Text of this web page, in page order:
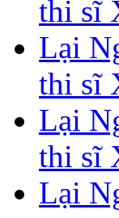
thi sĩ
Lại
thi sĩ
Lại
thi sĩ
Lại